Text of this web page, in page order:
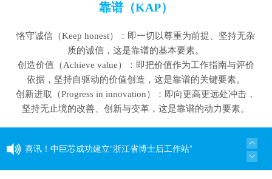
靠谱（KAP）
恪守诚信（Keep honest）：即一切以尊重为前提、坚持无杂
质的诚信，这是靠谱的基本要素。
创造价值（Achieve value）
： 即把价值作为工作指南与评价
依据，坚持自驱动的价值创造，这是靠谱的关键要素。
创新进取（Progress in innovation）
： 即向更高更远处冲击，
坚持无止境的改善、创新与变革，这是靠谱的动力要素。
喜讯！中巨芯成功建立“浙江省博士后工作站”